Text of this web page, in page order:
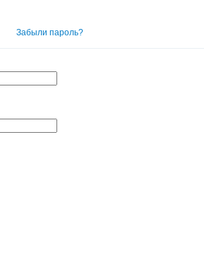
Забыли пароль?